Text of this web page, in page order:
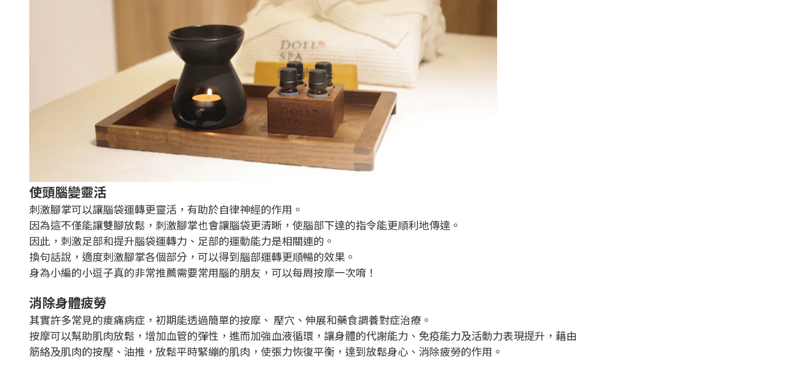
使頭腦變靈活
刺激腳掌可以讓腦袋運轉更靈活，有助於自律神經的作用。
因為這不僅能讓雙腳放鬆，刺激腳掌也會讓腦袋更清晰，使腦部下達的指令能更順利地傳達。
因此，刺激足部和提升腦袋運轉力、足部的運動能力是相關連的。
換句話說，適度刺激腳掌各個部分，可以得到腦部運轉更順暢的效果。
身為小編的小逗子真的非常推薦需要常用腦的朋友，可以每周按摩一次唷！
消除身體疲勞
其實許多常見的痠痛病症，初期能透過簡單的按摩、 壓穴、伸展和藥食調養對症治療。
按摩可以幫助肌肉放鬆，增加血管的彈性，進而加強血液循環，讓身體的代謝能力、免疫能力及活動力表現提升，藉由
筋絡及肌肉的按壓、油推，放鬆平時緊繃的肌肉，使張力恢復平衡，達到放鬆身心、消除疲勞的作用。